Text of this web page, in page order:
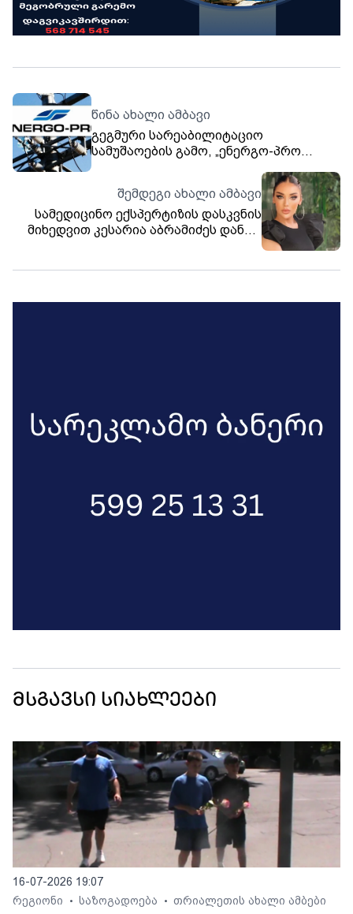
წინა ახალი ამბავი
გეგმური სარეაბილიტაციო
სამუშაოების გამო, „ენერგო-პრო
ელექტროენერგიის მიწოდება
შეეზღუდება
შემდეგი ახალი ამბავი
სამედიცინო ექსპერტიზის დასკვნის
მიხედვით კესარია აბრამიძეს დანით
მსგავსი სიახლეები
16-07-2026 19:07
რეგიონი
• საზოგადოება • თრიალეთის ახალი ამბები